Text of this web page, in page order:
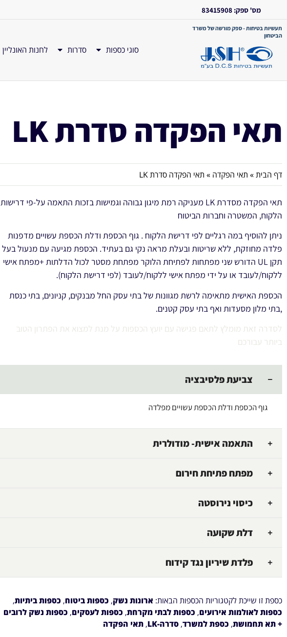
מס' ספק: 83415908
תעשיות בטיחות - ספק מורשה של משרד
הביטחון
סוגי כספות סדרות לחנות האונליין
תאי הפקדה סדרת LK
דף הבית» תאי הפקדה » תאי הפקדה סדרת LK
תאי הפקדה מסדרת LK מעניקה רמת מיגון גבוהה וגמישות בזכות התאמה על-פי דרישות
הלקוח, המשטרה וחברות הביטוח
ניתן להוסיף במה רגליים לפי דרישת הלקוח . גוף הכספת ודלת הכספת עשויים מדפנות
פלדה מחוזקת, ללא שריטות ובעלת מראה נקי גם בעתיד. הכספת מגיעה עם מנעול בעל
תקן UL הדורש שני מפתחות לפתיחת הלוקר מפתחת מסטר לכול הדלתות +מפתח אישי
ללקוח/לעובד או על ידי מפתח אישי ללקוח/לעובד (לפי דרישת הלקוח).
הכספת האישית מתאימה לרשת מגוונות של בתי עסק החל מבנקים, קניונים, בתי כנסת
,בתי מלון מסעדות ואף בתי עסק קטנים.
לסדרה זאת מומלץ לתאם פגישה עם יועץ הכספות על מנת למצוא את הפתרון הטוב
ביותר עבורכם
צביעת פלסיבציה
גוף הכספת ודלת הכספת עשויים מפלדה
התאמה אישית- מודולרית
מפתח פתיחת חירום
כיסוי נירוסטה
דלת שקועה
פלדת שיריון נגד קידוח
כספת זו שייכת לקטגוריות הכספות הבאות: ארונות נשק, כספות ביטוח, כספות ביתיות,
כספות לאולמות אירועים, כספות לבתי מקרחת, כספות לעסקים, כספות נשק לרובים
+ תא תחמושת, כספת למשרד, סדרה-LK , תאי הפקדה